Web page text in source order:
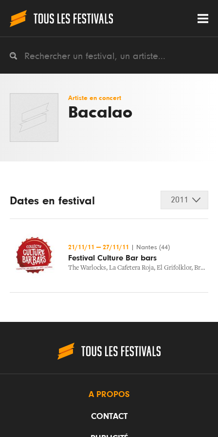
Artiste en concert
Bacalao
Dates en festival 2011
21/11/11 — 27/11/11 Nantes (44)
Festival Culture Bar bars
The Warlocks, La Cafetera Roja, El Grifolklor, Bruxisme
A PROPOS
CONTACT